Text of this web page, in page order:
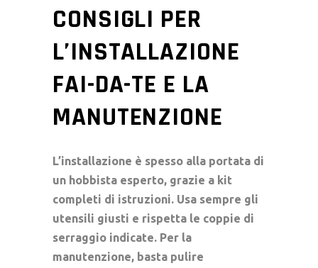
CONSIGLI PER
L’INSTALLAZIONE
FAI-DA-TE E LA
MANUTENZIONE
L’installazione è spesso alla portata di
un hobbista esperto, grazie a kit
completi di istruzioni. Usa sempre gli
utensili giusti e rispetta le coppie di
serraggio indicate. Per la
manutenzione, basta pulire